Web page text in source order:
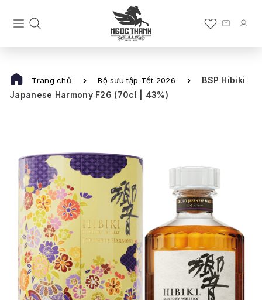
Trang chủ Bộ sưu tập Tết 2026
BSP Hibiki
Japanese Harmony F26 (70cl | 43%)